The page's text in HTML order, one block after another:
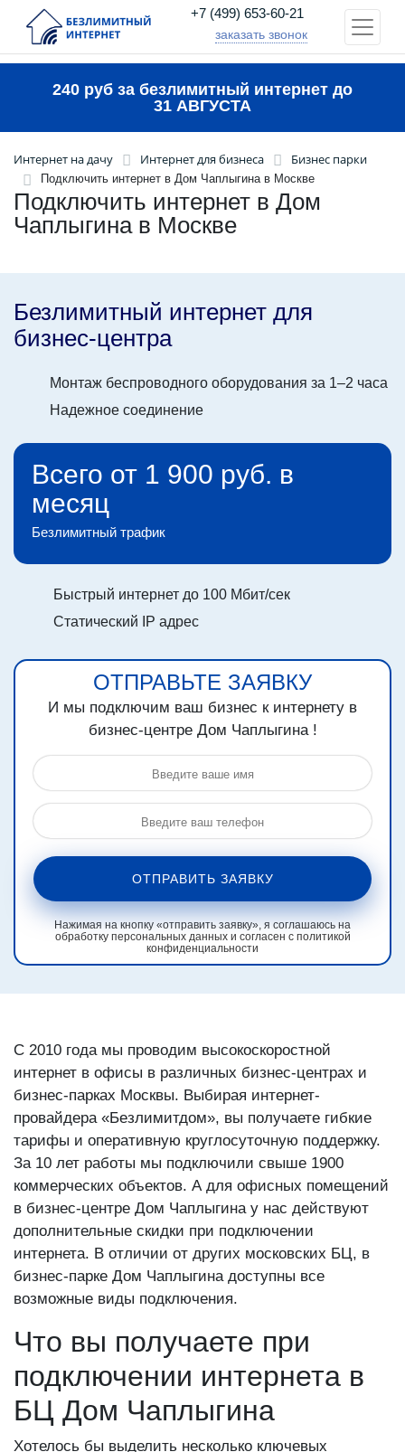
+7 (499) 653-60-21
заказать звонок
240 руб за безлимитный интернет до
31 АВГУСТА
Интернет на дачу Интернет для бизнеса Бизнес парки
Подключить интернет в Дом Чаплыгина в Москве
Подключить интернет в Дом
Чаплыгина в Москве
Безлимитный интернет для
бизнес-центра
Монтаж беспроводного оборудования за 1–2 часа
Надежное соединение
Всего от 1 900 руб. в
месяц
Безлимитный трафик
Быстрый интернет до 100 Мбит/сек
Статический IP адрес
ОТПРАВЬТЕ ЗАЯВКУ
И мы подключим ваш бизнес к интернету в
бизнес-центре Дом Чаплыгина !
ОТПРАВИТЬ ЗАЯВКУ
Нажимая на кнопку «отправить заявку», я соглашаюсь на
обработку персональных данных и согласен с политикой
конфиденциальности
С 2010 года мы проводим высокоскоростной
интернет в офисы в различных бизнес-центрах и
бизнес-парках Москвы. Выбирая интернет-
провайдера «Безлимитдом», вы получаете гибкие
тарифы и оперативную круглосуточную поддержку.
За 10 лет работы мы подключили свыше 1900
коммерческих объектов. А для офисных помещений
в бизнес-центре Дом Чаплыгина у нас действуют
дополнительные скидки при подключении
интернета. В отличии от других московских БЦ, в
бизнес-парке Дом Чаплыгина доступны все
возможные виды подключения.
Что вы получаете при
подключении интернета в
БЦ Дом Чаплыгина
Хотелось бы выделить несколько ключевых